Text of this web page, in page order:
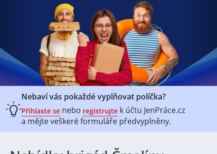
Nebaví vás pokaždé vyplňovat políčka?
Přihlaste se nebo registrujte k účtu JenPráce.cz
a mějte veškeréformuláře předvyplněny.